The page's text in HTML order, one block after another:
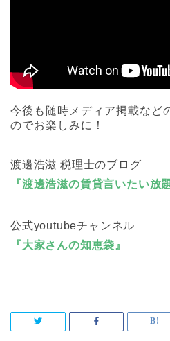
今後も随時メディア掲載など
のでお楽しみに！
渡邊浩滋 税理士のブログ
『渡邊浩滋の賃貸言いたい放題
公式youtubeチャンネル
『大家さんの知恵袋』